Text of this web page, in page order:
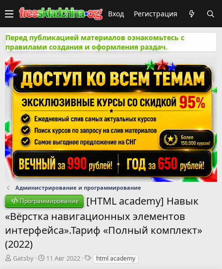
Вход Регистрация
Перед публикацией материалов ознакомьтесь с
правилами создания и оформления раздач.
Администрирование и программирование
Программирование
[HTML academy] Навык
«Вёрстка навигационных элементов
интерфейса».Тариф «Полный комплект»
(2022)
А
Gatsby
Д11 Авг 2022
Тhtml academy